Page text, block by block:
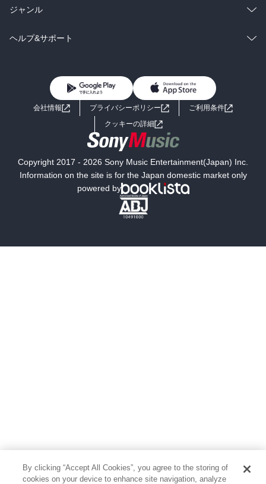
BL・TL
雑誌・グラビア
BL・TL
ラノベ
雑誌・グラビア
総合
ラノベ
ジャンル
コミック
ライトノベル 男子向けラノベ
小説
海外小説
ミステリー SF
文学
芸術・アート 映画・音楽・演劇
写真集 教養
ヘルプ&サポート
よくあるご質問 お問い合わせ
会社情報 プライバシーポリシー
ご利用条件
クッキーの詳細
Copyright 2017 - 2026 Sony Music Entertainment(Japan) Inc.
Information on the site is for the Japan domestic market only
powered by
By clicking “Accept All Cookies”, you agree to the storing of
cookies on your device to enhance site navigation, analyze